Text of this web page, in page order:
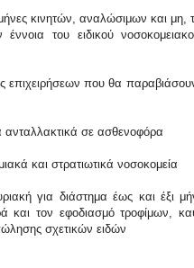
κινητών, αναλώσιμων και
του ειδικού
επιχειρήσεων που θα
ανταλλακτικά σε ασθενοφόρα
και στρατιωτικά νοσοκομεία
για διάστημα έως και έξι
και τον εφοδιασμό τροφίμων,
σχετικών ειδών